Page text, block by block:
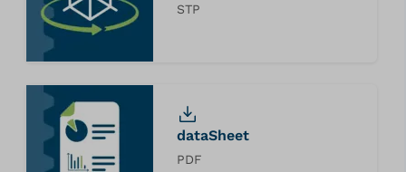
STP
dataSheet
PDF